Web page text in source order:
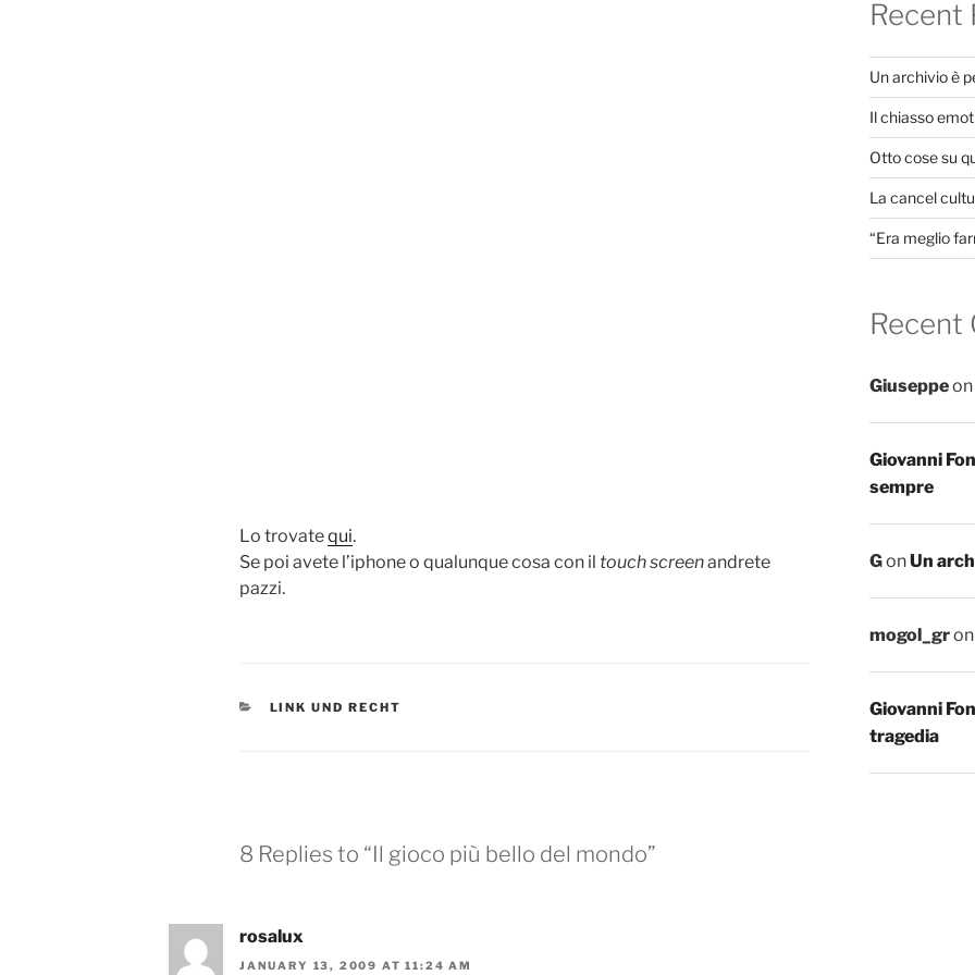
Lo trovatequi.
Se poi avete l’iphone o qualunque cosa con il touch screenandrete
pazzi.
CATEGORIES
LINK UND RECHT
8 Replies to “Il gioco più bello del mondo”
rosalux
JANUARY 13, 2009 AT 11:24 AM
Recent
Un archivio è
Il chiasso
Otto cose su
La cancel
“Era meglio
Recent
Giuseppeon
Giovanni
sempre
GonUn
mogol_gr
Giovanni
tragedia